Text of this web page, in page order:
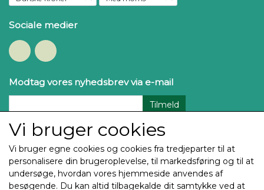
Sociale medier
Modtag vores nyhedsbrev via e-mail
Tilmeld
Vi bruger cookies
Vi bruger egne cookies og cookies fra tredjeparter til at
personalisere din brugeroplevelse, til markedsføring og til at
undersøge, hvordan vores hjemmeside anvendes af
besøgende. Du kan altid tilbagekalde dit samtykke ved at